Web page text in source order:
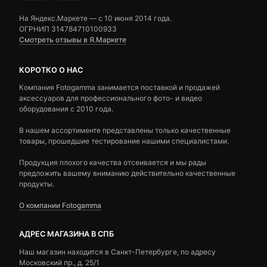
На Яндекс.Маркете — c 10 июня 2014 года.
ОГРНИП 314784710100933
Смотреть отзывы в Я.Маркете
КОРОТКО О НАС
Компания Fotogamma занимается поставкой и продажей
аксессуаров для профессионального фото- и видео
оборудования с 2010 года.
В нашем ассортименте представлены только качественные
товары, прошедшие тестирование нашими специалистами.
Продукция плохого качества отсеивается и мы рады
предложить вашему вниманию действительно качественные
продукты.
О компании Fotogamma
АДРЕС МАГАЗИНА В СПБ
Наш магазин находится в Санкт-Петербурге, по адресу
Московский пр., д. 25/1